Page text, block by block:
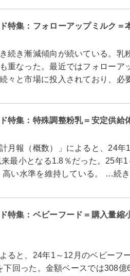
特集：フォローアップミルク
続き漸減傾向が続いている。乳
重なった。最近ではフォローア
々と市場に投入されており、
特集：特殊調整粉乳＝安定供給
月報（概数）」によると、24年
最小となる1.8％だった。25年
高い水準を維持している。 …続
特集：ベビーフード＝購入量縮
ると、24年1～12月のベビーフ
下回った。金額ベースでは308億